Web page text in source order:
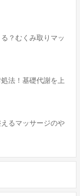
？むくみ取りマッ
法！基礎代謝を上
るマッサージのや